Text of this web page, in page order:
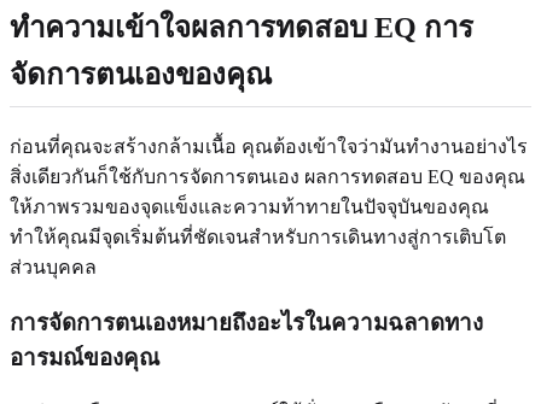
ทำความเข้าใจผลการทดสอบ EQ การ
จัดการตนเองของคุณ
ก่อนที่คุณจะสร้างกล้ามเนื้อ คุณต้องเข้าใจว่ามันทำงานอย่างไร
สิ่งเดียวกันก็ใช้กับการจัดการตนเอง ผลการทดสอบ EQ ของคุณ
ให้ภาพรวมของจุดแข็งและความท้าทายในปัจจุบันของคุณ
ทำให้คุณมีจุดเริ่มต้นที่ชัดเจนสำหรับการเดินทางสู่การเติบโต
ส่วนบุคคล
การจัดการตนเองหมายถึงอะไรในความฉลาดทาง
อารมณ์ของคุณ